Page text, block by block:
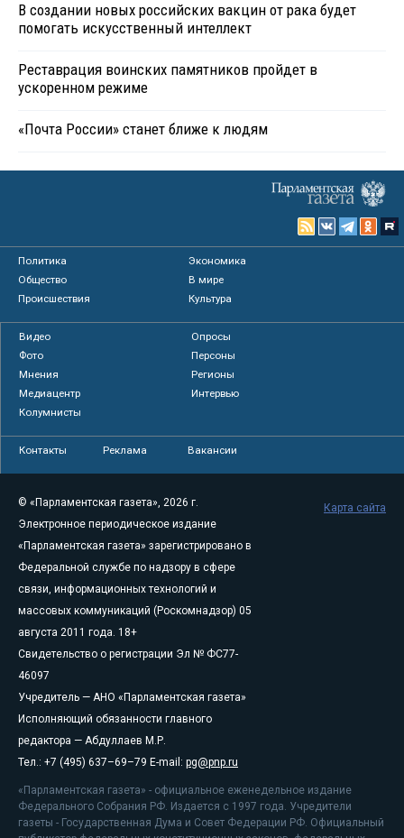
В создании новых российских вакцин от рака будет
помогать искусственный интеллект
Реставрация воинских памятников пройдет в
ускоренном режиме
«Почта России» станет ближе к людям
Политика
Экономика
Общество
В мире
Происшествия
Культура
Видео
Опросы
Фото
Персоны
Мнения
Регионы
Медиацентр
Интервью
Колумнисты
Контакты Реклама Вакансии
© «Парламентская газета», 2026 г.
Электронное периодическое издание
«Парламентская газета» зарегистрировано в
Федеральной службе по надзору в сфере
связи, информационных технологий и
массовых коммуникаций (Роскомнадзор) 05
августа 2011 года. 18+
Свидетельство о регистрации Эл № ФС77-
46097
Учредитель — АНО «Парламентская газета»
Исполняющий обязанности главного
редактора — Абдуллаев М.Р.
Тел.: +7 (495) 637–69–79 E-mail: pg@pnp.ru
«Парламентская газета» - официальное еженедельное издание
Федерального Собрания РФ. Издается с 1997 года. Учредители
газеты - Государственная Дума и Совет Федерации РФ. Официальный
Карта сайта